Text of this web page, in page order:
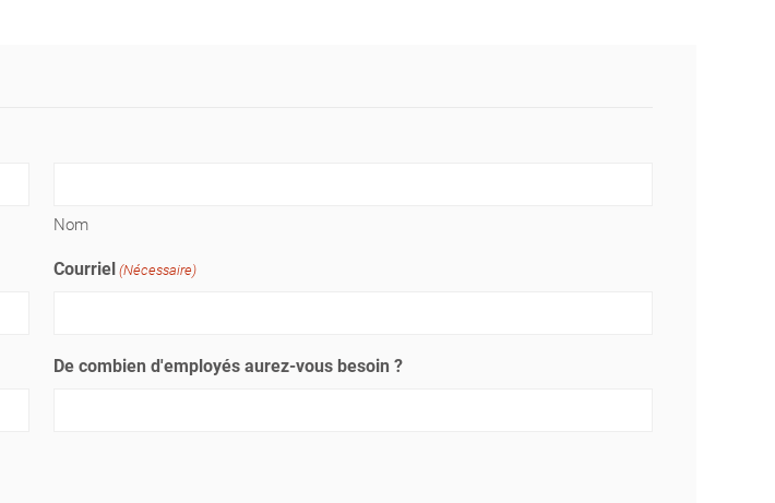
Nom
Courriel (Nécessaire)
De combien d'employés aurez-vous besoin ?